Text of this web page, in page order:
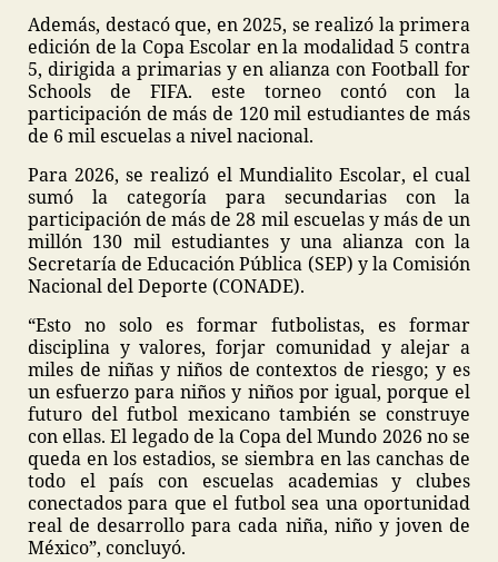
Además, destacó que, en 2025, se realizó la primera
edición de la Copa Escolar en la modalidad 5 contra
5, dirigida a primarias y en alianza con Football for
Schools de FIFA. este torneo contó con la
participación de más de 120 mil estudiantes de más
de 6 mil escuelas a nivel nacional.
Para 2026, se realizó el Mundialito Escolar, el cual
sumó la categoría para secundarias con la
participación de más de 28 mil escuelas y más de un
millón 130 mil estudiantes y una alianza con la
Secretaría de Educación Pública (SEP) y la Comisión
Nacional del Deporte (CONADE).
“Esto no solo es formar futbolistas, es formar
disciplina y valores, forjar comunidad y alejar a
miles de niñas y niños de contextos de riesgo; y es
un esfuerzo para niños y niños por igual, porque el
futuro del futbol mexicano también se construye
con ellas. El legado de la Copa del Mundo 2026 no se
queda en los estadios, se siembra en las canchas de
todo el país con escuelas academias y clubes
conectados para que el futbol sea una oportunidad
real de desarrollo para cada niña, niño y joven de
México”, concluyó.